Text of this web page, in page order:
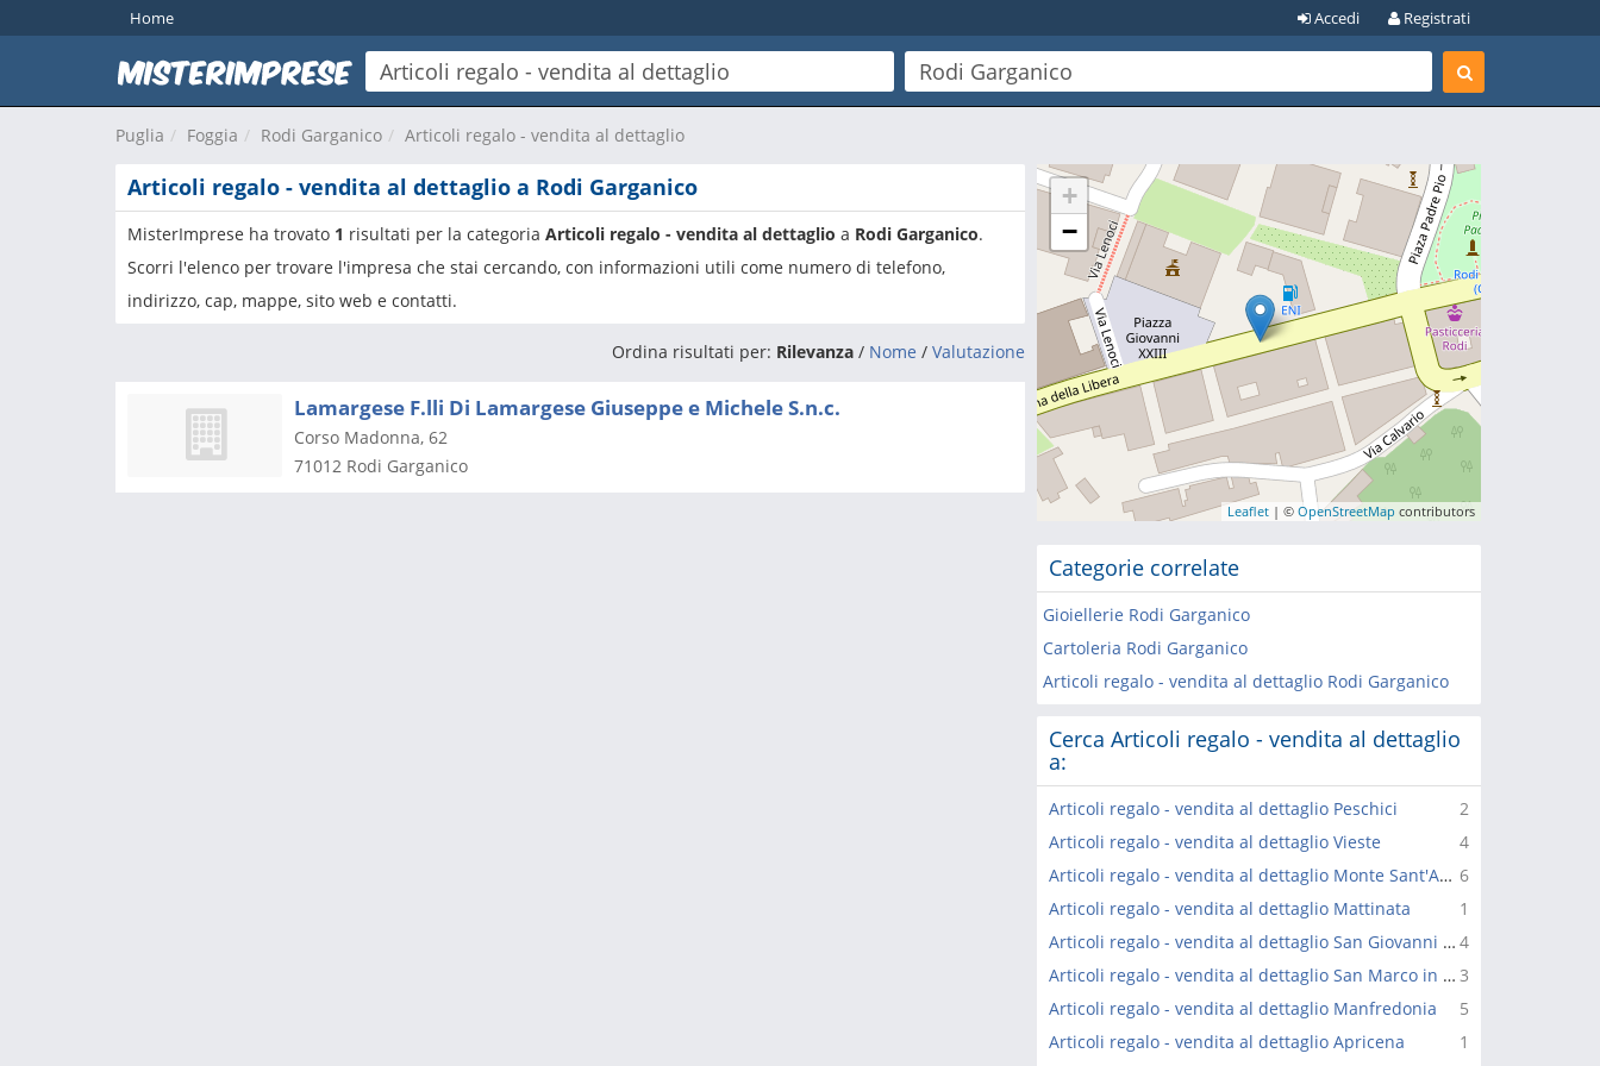
Home Registrati
Accedi
Puglia Foggia Rodi Garganico Articoli regalo - vendita al dettaglio
Articoli regalo - vendita al dettaglio a Rodi Garganico
MisterImprese ha trovato 1 risultati per la categoria Articoli regalo - vendita al dettaglio a Rodi Garganico.
Scorri l'elenco per trovare l'impresa che stai cercando, con informazioni utili come numero di telefono,
indirizzo, cap, mappe, sito web e contatti.
Ordina risultati per: Rilevanza / Nome / Valutazione
Lamargese F.lli Di Lamargese Giuseppe e Michele S.n.c.
Corso Madonna, 62
71012 Rodi Garganico
+
−
Leaflet | ©OpenStreetMap contributors
Categorie correlate
Gioiellerie Rodi Garganico
Cartoleria Rodi Garganico
Articoli regalo - vendita al dettaglio Rodi Garganico
Cerca Articoli regalo - vendita al dettaglio
a:
2
Articoli regalo - vendita al dettaglio Peschici
4
Articoli regalo - vendita al dettaglio Vieste
6
Articoli regalo - vendita al dettaglio Monte Sant'Angelo
1
Articoli regalo - vendita al dettaglio Mattinata
4
Articoli regalo - vendita al dettaglio San Giovanni Rotondo
3
Articoli regalo - vendita al dettaglio San Marco in Lamis
5
Articoli regalo - vendita al dettaglio Manfredonia
1
Articoli regalo - vendita al dettaglio Apricena